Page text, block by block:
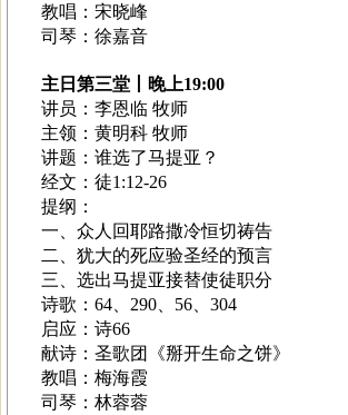
教唱：宋晓峰
司琴：徐嘉音
主日第三堂丨晚上19:00
讲员：李恩临 牧师
主领：黄明科 牧师
讲题：谁选了马提亚？
经文：徒1:12-26
提纲：
一、众人回耶路撒冷恒切祷告
二、犹大的死应验圣经的预言
三、选出马提亚接替使徒职分
诗歌：64、290、56、304
启应：诗66
献诗：圣歌团《掰开生命之饼》
教唱：梅海霞
司琴：林蓉蓉